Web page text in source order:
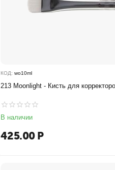
КОД: wo10ml
213 Moonlight - Кисть для
В наличии
425.00 Р